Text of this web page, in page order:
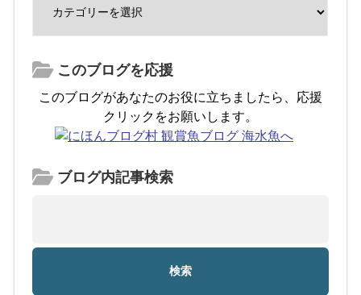
このブログを応援
このブログがあなたのお役に立ちましたら、応援
クリックをお願いします。
ブログ内記事検索